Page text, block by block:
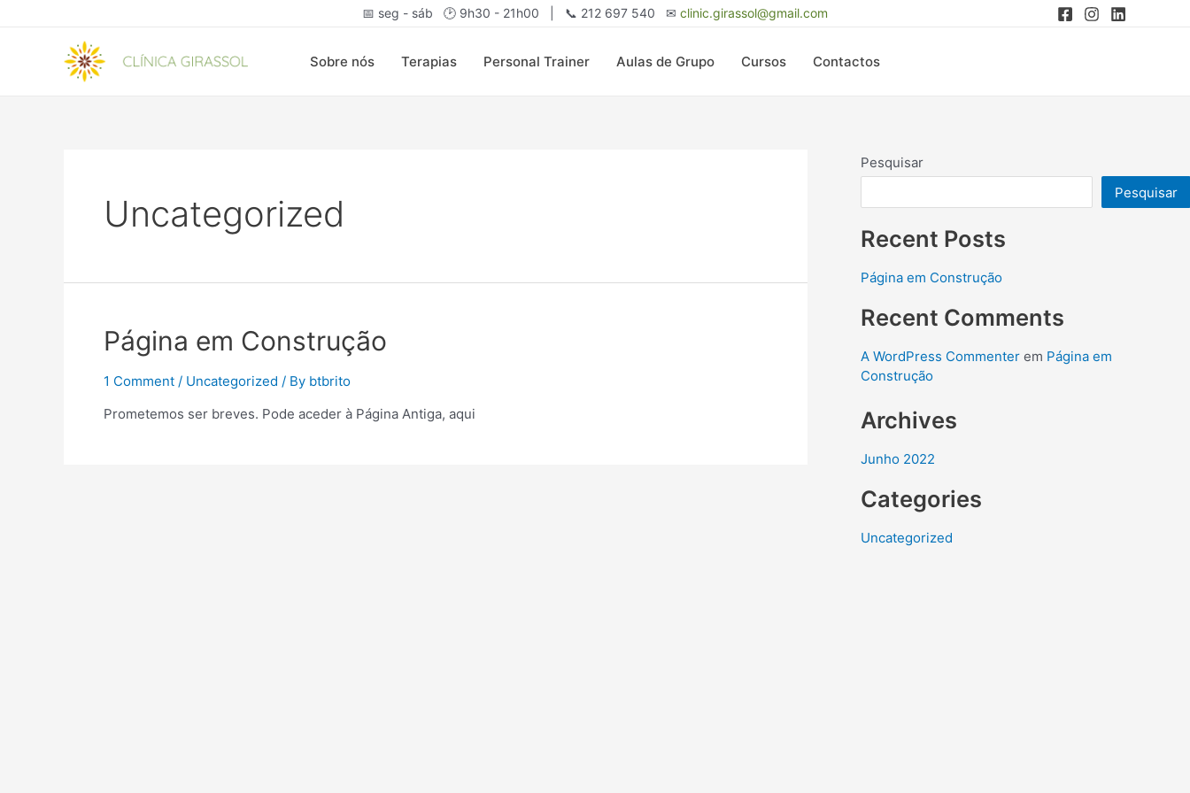
📅 seg - sáb 🕑 9h30 - 21h00 | 📞 212 697 540 ✉ clinic.girassol@gmail.com
Sobre nós Terapias Personal Trainer Aulas de Grupo Cursos Contactos
Uncategorized
Página em Construção
1 Comment / Uncategorized / By btbrito
Prometemos ser breves. Pode aceder à Página Antiga, aqui
Pesquisar
Pesquisar
Recent Posts
Página em Construção
Recent Comments
A WordPress Commenter em Página em
Construção
Archives
Junho 2022
Categories
Uncategorized